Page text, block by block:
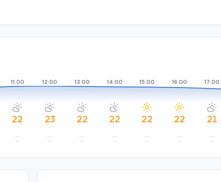
11:00
22
–
12:00
23
–
13:00
22
–
14:00
22
–
15:00
22
–
16:00
22
–
17:00
21
–